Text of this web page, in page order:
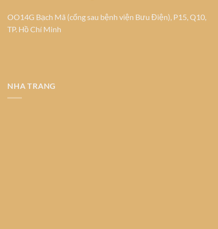
OO14G Bạch Mã (cổng sau bệnh viện Bưu Điện), P15, Q10,
TP. Hồ Chí Minh
NHA TRANG